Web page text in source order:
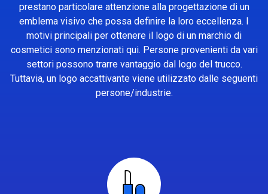
prestano particolare attenzione alla progettazione di un
emblema visivo che possa definire la loro eccellenza. I
motivi principali per ottenere il logo di un marchio di
cosmetici sono menzionati qui. Persone provenienti da vari
settori possono trarre vantaggio dal logo del trucco.
Tuttavia, un logo accattivante viene utilizzato dalle seguenti
persone/industrie.